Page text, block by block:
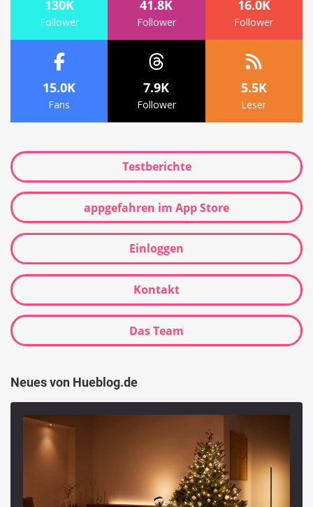
130K
Follower
41.8K
Follower
16.0K
Follower
15.0K
Fans
7.9K
Follower
5.5K
Leser
Testberichte
appgefahren im App Store
Einloggen
Kontakt
Das Team
Neues von Hueblog.de